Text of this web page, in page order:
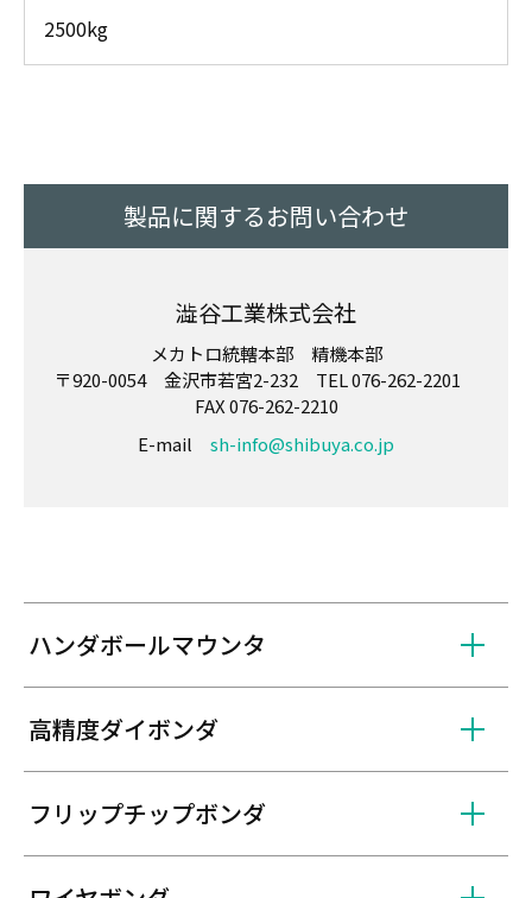
2500kg
製品に関するお問い合わせ
澁谷工業株式会社
メカトロ統轄本部 精機本部
〒920-0054 金沢市若宮2-232 TEL 076-262-2201
FAX 076-262-2210
E-mail sh-info@shibuya.co.jp
ハンダボールマウンタ
高精度ダイボンダ
フリップチップボンダ